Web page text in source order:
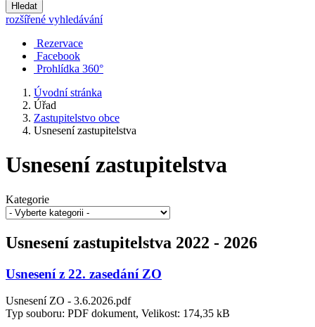
Hledat
rozšířené vyhledávání
Rezervace
Facebook
Prohlídka 360°
Úvodní stránka
Úřad
Zastupitelstvo obce
Usnesení zastupitelstva
Usnesení zastupitelstva
Kategorie
Usnesení zastupitelstva 2022 - 2026
Usnesení z 22. zasedání ZO
Usnesení ZO - 3.6.2026.pdf
Typ souboru: PDF dokument, Velikost: 174,35 kB